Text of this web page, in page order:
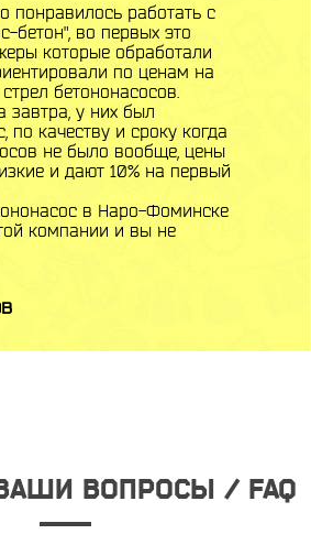
понравилось работать с
бетон", во первых это
которые обработали
по ценам на
бетононасосов.
завтра, у них был
по качеству и сроку когда
не было вообще, цены
и дают 10% на первый
в Наро-Фоминске
компании и вы не
ВОПРОСЫ / FAQ